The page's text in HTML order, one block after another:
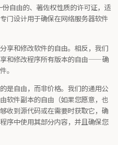
自由的、著佐权性质的许可证，适
门设计用于确保在网络服务器软件
享和修改软件的自由。相反，我们
和修改程序所有版本的自由——确
。
是自由，而非价格。我们的通用公
软件副本的自由（如果您愿意，也
收到源代码或在需要时获取它，确
序中使用其部分内容，并且确保您